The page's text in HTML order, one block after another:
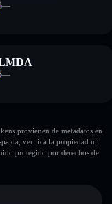
provienen de metadatos en
verifica la propiedad ni
protegido por derechos de